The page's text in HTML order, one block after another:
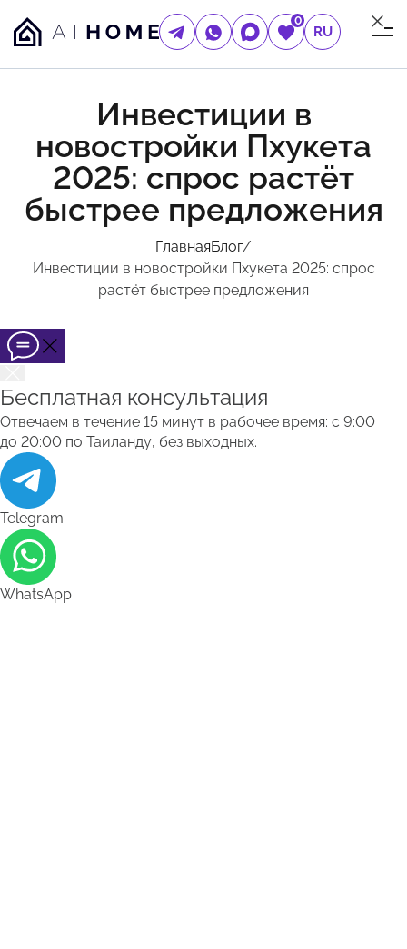
0
RU
Инвестиции в
новостройки Пхукета
2025: спрос растёт
быстрее предложения
ГлавнаяБлог/
Инвестиции в новостройки Пхукета 2025: спрос
растёт быстрее предложения
Бесплатная консультация
Отвечаем в течение 15 минут в рабочее время: с 9:00
до 20:00 по Таиланду, без выходных.
Telegram
WhatsApp